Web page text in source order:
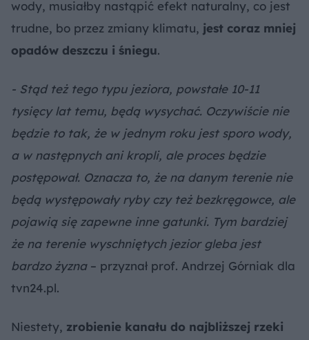
wody, musiałby nastąpić efekt naturalny, co jest
trudne, bo przez zmiany klimatu, jest coraz mniej
opadów deszczu i śniegu.
- Stąd też tego typu jeziora, powstałe 10-11
tysięcy lat temu, będą wysychać. Oczywiście nie
będzie to tak, że w jednym roku jest sporo wody,
a w następnych ani kropli, ale proces będzie
postępował. Oznacza to, że na danym terenie nie
będą występowały ryby czy też bezkręgowce, ale
pojawią się zapewne inne gatunki. Tym bardziej
że na terenie wyschniętych jezior gleba jest
bardzo żyzna– przyznał prof. Andrzej Górniak dla
tvn24.pl.
Niestety, zrobienie kanału do najbliższej rzeki